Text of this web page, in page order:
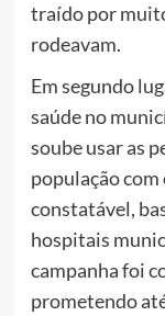
traído por
rodeavam.
Em segundo
saúde no
soube usar as
população
constatável,
hospitais
campanha foi
prometendo